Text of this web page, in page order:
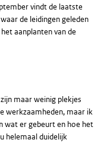
vindt de laatste
de leidingen geleden
aanplanten van de
maar weinig plekjes
werkzaamheden, maar ik
wat er gebeurt en hoe het
helemaal duidelijk